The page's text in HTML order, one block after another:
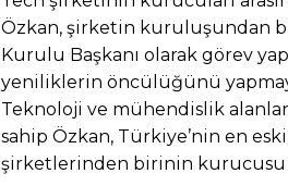
Özkan, şirketin kuruluşundan
Kurulu Başkanı olarak görev
yeniliklerin öncülüğünü
Teknoloji ve mühendislik
sahip Özkan, Türkiye’nin en eski
şirketlerinden birinin kurucusu